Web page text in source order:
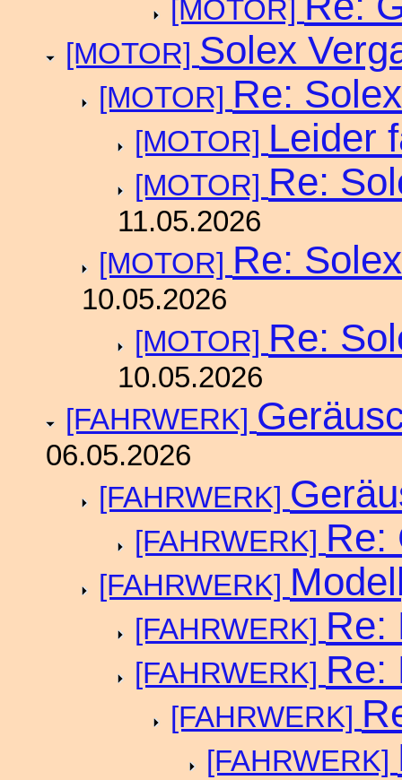
[MOTOR]
[MOTOR] Solex
[MOTOR] Re:
[MOTOR] Leider
[MOTOR] Re:
11.05.2026
[MOTOR] Re:
10.05.2026
[MOTOR] Re:
10.05.2026
[FAHRWERK]
06.05.2026
[FAHRWERK]
[FAHRWERK] Re:
[FAHRWERK]
[FAHRWERK] Re:
[FAHRWERK] Re:
[FAHRWERK]
[FAHRWERK]